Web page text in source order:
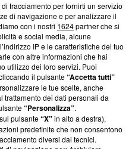
trasparenti su Blasting
e su come ci impegniamo a
la nostra aderenza a
Blasting News non è
ma ha richiesto di farne
effettuato una verifica di
tracciamento per fornirti un servizio
di navigazione e per analizzare il
con i nostri 1624partner che si
e social media, alcune
IP e le caratteristiche del tuo
con altre informazioni che hai
utilizzo dei loro servizi. Puoi
il pulsante“Accetta tutti”
le tue scelte, anche
dei dati personali da
“Personalizza”.
pulsante“X”in alto a destra),
predefinite che non consentono
diversi dai tecnici.